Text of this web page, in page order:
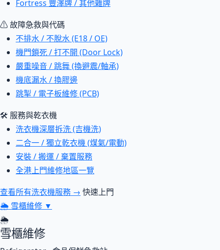
Fortress 豐澤牌 / 其他雜牌
⚠ 故障急救與代碼
不排水 / 不脫水 (E18 / OE)
機門鎖死 / 打不開 (Door Lock)
嚴重噪音 / 跳舞 (換避震/軸承)
機底漏水 / 換膠邊
跳掣 / 電子板維修 (PCB)
🛠 服務與乾衣機
洗衣機深層拆洗 (吉機洗)
二合一 / 獨立乾衣機 (煤氣/電動)
安裝 / 搬運 / 棄置服務
全港上門維修地區一覽
查看所有洗衣機服務 → 快速上門
🌦 雪櫃維修 ▼
🌦
雪櫃維修